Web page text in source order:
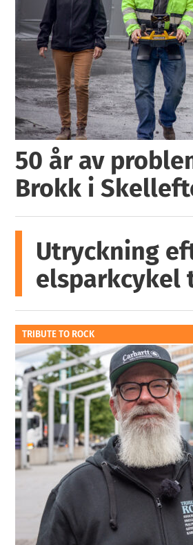
50 år av
Brokk i
Utryckning
elsparkcykel
TRIBUTE TO ROCK